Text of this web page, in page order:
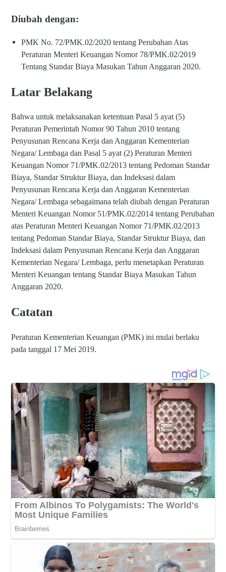
Diubah dengan:
PMK No. 72/PMK.02/2020 tentang Perubahan Atas
Peraturan Menteri Keuangan Nomor 78/PMK.02/2019
Tentang Standar Biaya Masukan Tahun Anggaran 2020.
Latar Belakang
Bahwa untuk melaksanakan ketentuan Pasal 5 ayat (5)
Peraturan Pemerintah Nomor 90 Tahun 2010 tentang
Penyusunan Rencana Kerja dan Anggaran Kementerian
Negara/ Lembaga dan Pasal 5 ayat (2) Peraturan Menteri
Keuangan Nomor 71/PMK.02/2013 tentang Pedoman Standar
Biaya, Standar Struktur Biaya, dan Indeksasi dalam
Penyusunan Rencana Kerja dan Anggaran Kementerian
Negara/ Lembaga sebagaimana telah diubah dengan Peraturan
Menteri Keuangan Nomor 51/PMK.02/2014 tentang Perubahan
atas Peraturan Menteri Keuangan Nomor 71/PMK.02/2013
tentang Pedoman Standar Biaya, Standar Struktur Biaya, dan
Indeksasi dalam Penyusunan Rencana Kerja dan Anggaran
Kementerian Negara/ Lembaga, perlu menetapkan Peraturan
Menteri Keuangan tentang Standar Biaya Masukan Tahun
Anggaran 2020.
Catatan
Peraturan Kementerian Keuangan (PMK) ini mulai berlaku
pada tanggal 17 Mei 2019.